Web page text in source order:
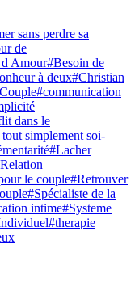
sans perdre sa
de
Amour#Besoin de
à deux#Christian
#communication
dans le
simplement soi-
#Lacher
le couple#Retrouver
#Spécialiste de la
intime#Systeme
#therapie